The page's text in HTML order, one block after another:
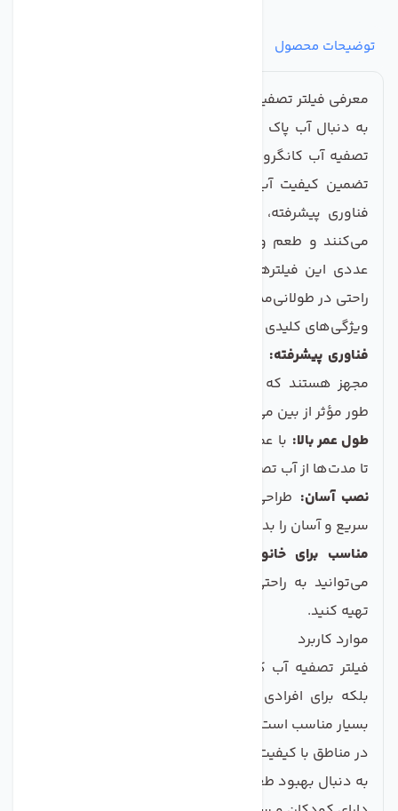
توضیحات محصول
معرفی فیلتر تصفیه آب کانگرو ویتنام بسته 3 عددی
به دنبال آب پاک و سالم برای خانواده‌تان هستید؟ فیلتر
تصفیه آب کانگرو ویتنام، یک راه‌حل آسان و کارآمد برای
تضمین کیفیت آب شماست. این فیلترها با استفاده از
فناوری پیشرفته، مواد مضر و آلودگی‌ها را از آب حذف
عددی این فیلترها به شما این امکان را می‌دهد تا به
راحتی در طولانی‌مدت از آب تصفیه شده لذت ببرید.
ویژگی‌های کلیدی
فناوری پیشرفته:
مجهز هستند که آلودگی‌ها و می کروارگانیسم‌ها را به
طور مؤثر از بین می‌برد.
طول عمر بالا: با عمر مفید طولانی، می‌توانید با خیال راحت
تا مدت‌ها از آب تصفیه شده بهره‌مند شوید.
نصب آسان: طراحی کاربرپسند این فیلترها امکان نصب
سریع و آسان را بدون نیاز به ابزار خاص فراهم می‌کند.
مناسب برای خانواده‌ها:
می‌توانید به راحتی برای تمام اعضای خانواده آب سالم
تهیه کنید.
موارد کاربرد
فیلتر تصفیه آب کانگرو ویتنام نه تنها برای خانواده‌ها،
بلکه برای افرادی که به سلامت خود اهمیت می‌دهند،
بسیار مناسب است. اگر شما:
در مناطق با کیفیت آب پایین زندگی می‌کنید،
به دنبال بهبود طعم و بوی آب لوله‌کشی هستید،